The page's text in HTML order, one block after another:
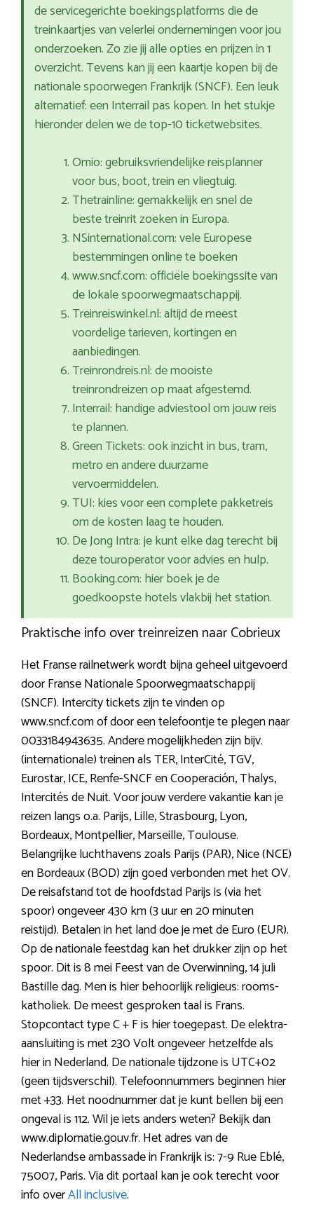
de servicegerichte boekingsplatforms die de
treinkaartjes van velerlei ondernemingen voor jou
onderzoeken. Zo zie jij alle opties en prijzen in 1
overzicht. Tevens kan jij een kaartje kopen bij de
nationale spoorwegen Frankrijk (SNCF). Een leuk
alternatief: een Interrail pas kopen. In het stukje
hieronder delen we de top-10 ticketwebsites.
Omio: gebruiksvriendelijke reisplanner
voor bus, boot, trein en vliegtuig.
Thetrainline: gemakkelijk en snel de
beste treinrit zoeken in Europa.
NSinternational.com: vele Europese
bestemmingen online te boeken
www.sncf.com: officiële boekingssite van
de lokale spoorwegmaatschappij.
Treinreiswinkel.nl: altijd de meest
voordelige tarieven, kortingen en
aanbiedingen.
Treinrondreis.nl: de mooiste
treinrondreizen op maat afgestemd.
Interrail: handige adviestool om jouw reis
te plannen.
Green Tickets: ook inzicht in bus, tram,
metro en andere duurzame
vervoermiddelen.
TUI: kies voor een complete pakketreis
om de kosten laag te houden.
De Jong Intra: je kunt elke dag terecht bij
deze touroperator voor advies en hulp.
Booking.com: hier boek je de
goedkoopste hotels vlakbij het station.
Praktische info over treinreizen naar Cobrieux
Het Franse railnetwerk wordt bijna geheel uitgevoerd
door Franse Nationale Spoorwegmaatschappij
(SNCF). Intercity tickets zijn te vinden op
www.sncf.com of door een telefoontje te plegen naar
0033184943635. Andere mogelijkheden zijn bijv.
(internationale) treinen als TER, InterCité, TGV,
Eurostar, ICE, Renfe-SNCF en Cooperación, Thalys,
Intercités de Nuit. Voor jouw verdere vakantie kan je
reizen langs o.a. Parijs, Lille, Strasbourg, Lyon,
Bordeaux, Montpellier, Marseille, Toulouse.
Belangrijke luchthavens zoals Parijs (PAR), Nice (NCE)
en Bordeaux (BOD) zijn goed verbonden met het OV.
De reisafstand tot de hoofdstad Parijs is (via het
spoor) ongeveer 430 km (3 uur en 20 minuten
reistijd). Betalen in het land doe je met de Euro (EUR).
Op de nationale feestdag kan het drukker zijn op het
spoor. Dit is 8 mei Feest van de Overwinning, 14 juli
Bastille dag. Men is hier behoorlijk religieus: rooms-
katholiek. De meest gesproken taal is Frans.
Stopcontact type C + F is hier toegepast. De elektra-
aansluiting is met 230 Volt ongeveer hetzelfde als
hier in Nederland. De nationale tijdzone is UTC+02
(geen tijdsverschil). Telefoonnummers beginnen hier
met +33. Het noodnummer dat je kunt bellen bij een
ongeval is 112. Wil je iets anders weten? Bekijk dan
www.diplomatie.gouv.fr. Het adres van de
Nederlandse ambassade in Frankrijk is: 7-9 Rue Eblé,
75007, Paris. Via dit portaal kan je ook terecht voor
info overAll inclusive.